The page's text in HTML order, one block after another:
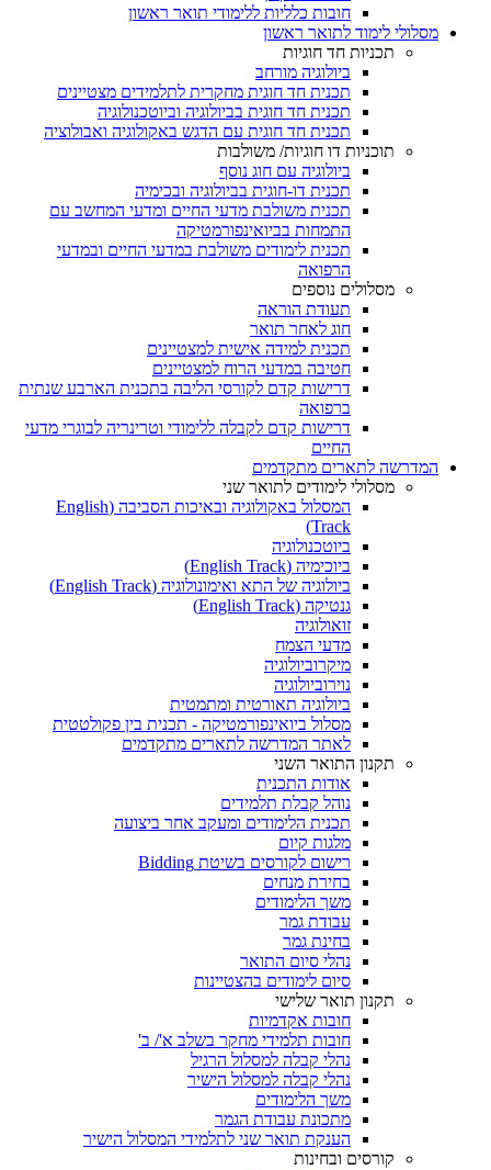
חובות כלליות ללימודי תואר ראשון
מסלולי לימוד לתואר ראשון
תכניות חד חוגיות
ביולוגיה מורחב
תכנית חד חוגית מחקרית לתלמידים מצטיינים
תכנית חד חוגית בביולוגיה וביוטכנולוגיה
תכנית חד חוגית עם הדגש באקולוגיה ואבולוציה
תוכניות דו חוגיות/ משולבות
ביולוגיה עם חוג נוסף
תכנית דו-חוגית בביולוגיה ובכימיה
תכנית משולבת מדעי החיים ומדעי המחשב עם
התמחות בביואינפורמטיקה
תכנית לימודים משולבת במדעי החיים ובמדעי
הרפואה
מסלולים נוספים
תעודת הוראה
חוג לאחר תואר
תכנית למידה אישית למצטיינים
חטיבה במדעי הרוח למצטיינים
דרישות קדם לקורסי הליבה בתכנית הארבע שנתית
ברפואה
דרישות קדם לקבלה ללימודי וטרינריה לבוגרי מדעי
החיים
המדרשה לתארים מתקדמים
מסלולי לימודים לתואר שני
המסלול באקולוגיה ובאיכות הסביבה (English
Track)
ביוטכנולוגיה
ביוכימיה (English Track)
ביולוגיה של התא ואימונולוגיה (English Track)
גנטיקה (English Track)
זואולוגיה
מדעי הצמח
מיקרוביולוגיה
נוירוביולוגיה
ביולוגיה תאורטית ומתמטית
מסלול ביואינפורמטיקה - תכנית בין פקולטטית
לאתר המדרשה לתארים מתקדמים
תקנון התואר השני
אודות התכנית
נוהל קבלת תלמידים
תכנית הלימודים ומעקב אחר ביצועה
מלגות קיום
רישום לקורסים בשיטת Bidding
בחירת מנחים
משך הלימודים
עבודת גמר
בחינת גמר
נהלי סיום התואר
סיום לימודים בהצטיינות
תקנון תואר שלישי
חובות אקדמיות
חובות תלמידי מחקר בשלב א'/ ב'
נהלי קבלה למסלול הרגיל
נהלי קבלה למסלול הישיר
משך הלימודים
מתכונת עבודת הגמר
הענקת תואר שני לתלמידי המסלול הישיר
קורסים ובחינות